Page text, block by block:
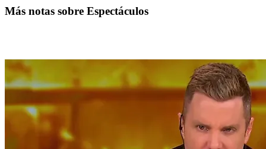
Más notas sobre Espectáculos